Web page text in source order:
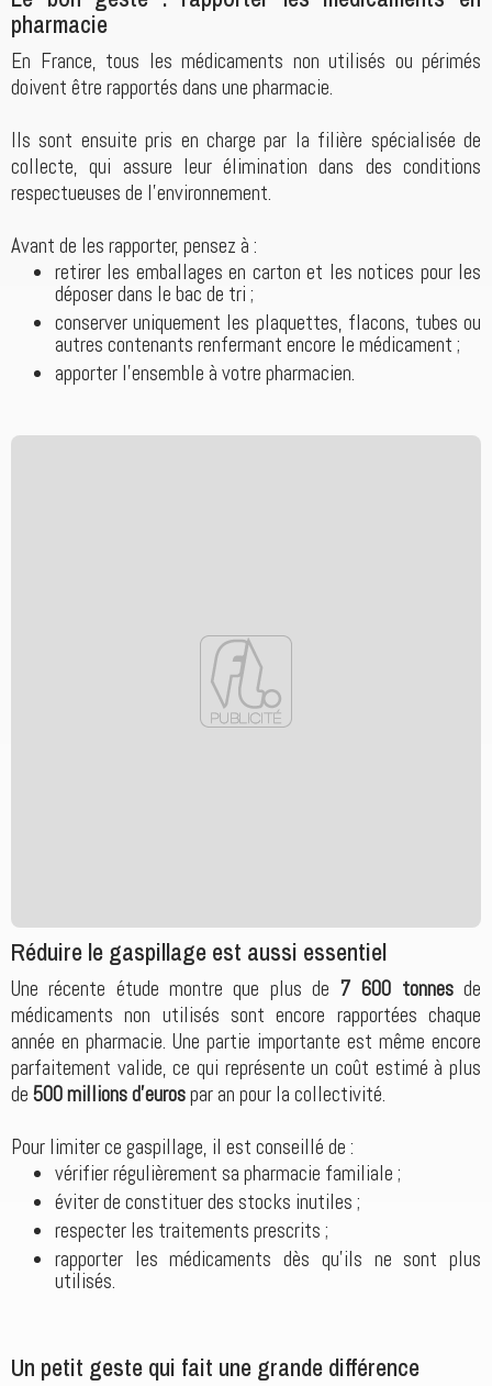
pharmacie
En France, tous les médicaments non utilisés ou périmés
doivent être rapportés dans une pharmacie.
Ils sont ensuite pris en charge par la filière spécialisée de
collecte, qui assure leur élimination dans des conditions
respectueuses de l'environnement.
Avant de les rapporter, pensez à :
retirer les emballages en carton et les notices pour les
déposer dans le bac de tri ;
conserver uniquement les plaquettes, flacons, tubes ou
autres contenants renfermant encore le médicament ;
apporter l'ensemble à votre pharmacien.
Réduire le gaspillage est aussi essentiel
Une récente étude montre que plus de 7 600 tonnesde
médicaments non utilisés sont encore rapportées chaque
année en pharmacie. Une partie importante est même encore
parfaitement valide, ce qui représente un coût estimé à plus
de 500 millions d'eurospar an pour la collectivité.
Pour limiter ce gaspillage, il est conseillé de :
vérifier régulièrement sa pharmacie familiale ;
éviter de constituer des stocks inutiles ;
respecter les traitements prescrits ;
rapporter les médicaments dès qu'ils ne sont plus
utilisés.
Un petit geste qui fait une grande différence